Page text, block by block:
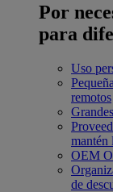
Por
para
Uso
remotos
mantén
OEM
de